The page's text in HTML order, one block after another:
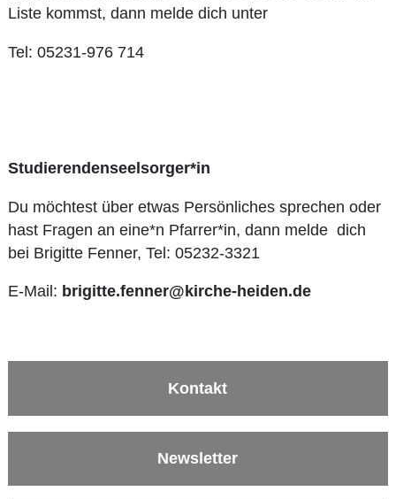
Liste kommst, dann melde dich unter
Tel: 05231-976 714
Studierendenseelsorger*in
Du möchtest über etwas Persönliches sprechen oder
hast Fragen an eine*n Pfarrer*in, dann melde dich
bei Brigitte Fenner, Tel: 05232-3321
E-Mail: brigitte.fenner@kirche-heiden.de
Kontakt
Newsletter